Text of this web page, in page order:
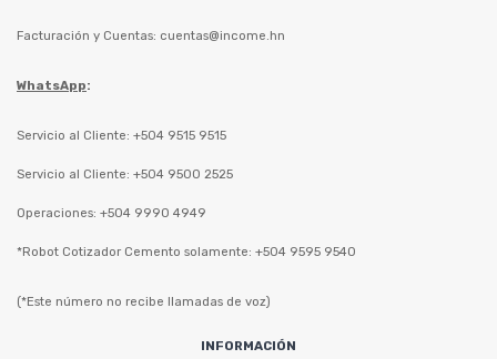
Facturación y Cuentas: cuentas@income.hn
WhatsApp:
Servicio al Cliente: +504 9515 9515
Servicio al Cliente: +504 9500 2525
Operaciones: +504 9990 4949
*Robot Cotizador Cemento solamente: +504 9595 9540
(*Este número no recibe llamadas de voz)
INFORMACIÓN